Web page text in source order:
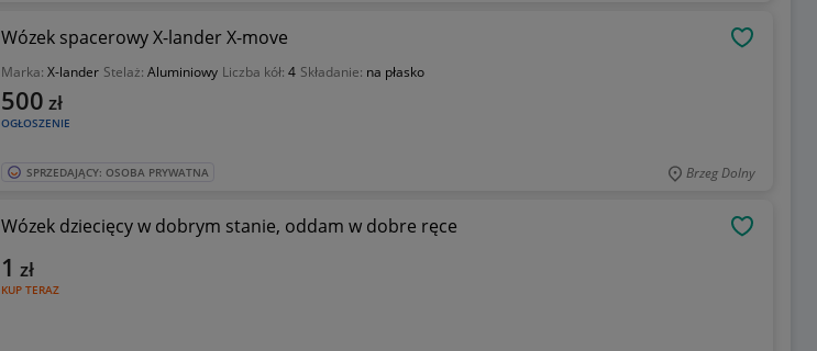
Wózek spacerowy X-lander X-move
Marka: X-lander Stelaż: Aluminiowy Liczba kół: 4 Składanie: na płasko
OGŁOSZENIE
500 zł
SPRZEDAJĄCY: OSOBA PRYWATNA Brzeg Dolny
Wózek dziecięcy w dobrym stanie, oddam w dobre ręce
KUP TERAZ
1 zł